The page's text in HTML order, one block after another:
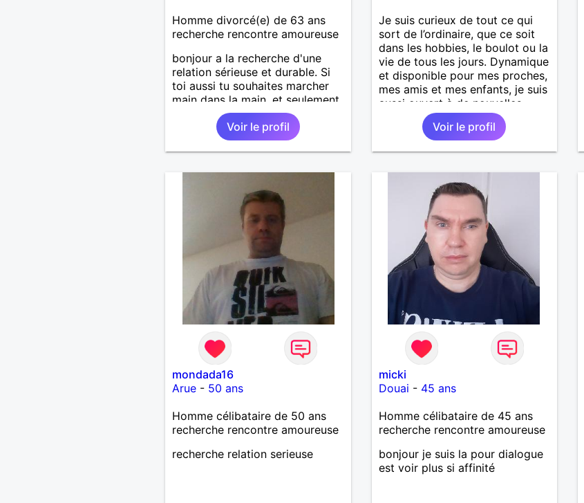
Homme divorcé(e) de 63 ans
recherche rencontre amoureuse
bonjour a la recherche d'une
relation sérieuse et durable. Si
toi aussi tu souhaites marcher
main dans la main, et seulement
si ta démarche est sincère, alors
fais moi un signe et qui sait ...?
Je fonctionne avec le feeling... a
bientôt ...
Voir le profil
Je suis curieux de tout ce qui
sort de l’ordinaire, que ce soit
dans les hobbies, le boulot ou la
vie de tous les jours. Dynamique
et disponible pour mes proches,
mes amis et mes enfants, je suis
aussi ouvert à de nouvelles
rencontres pour partager des
balades, des sorties… ou juste
de bonnes tranches de rigolade.
Eh bien, pour tester le hasard et
voir ce qu’il nous réserve. Qui
sait, ça pourrait être drôle et
Voir le profil
mondada16
Arue- 50 ans
Homme célibataire de 50 ans
recherche rencontre amoureuse
recherche relation serieuse
micki
Douai - 45 ans
Homme célibataire de 45 ans
recherche rencontre amoureuse
bonjour je suis la pour dialogue
est voir plus si affinité